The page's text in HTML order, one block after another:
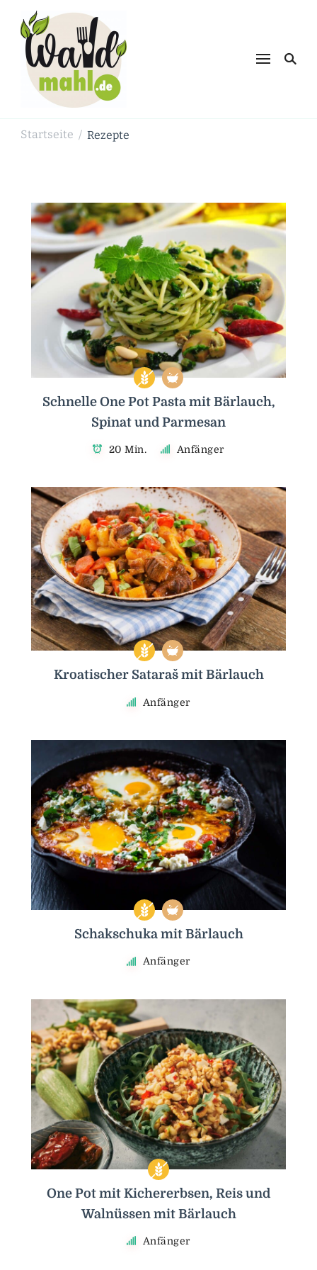
Schnabulieren, was die Natur einem
Startseite / Rezepte
Schnelle One Pot Pasta mit Bärlauch,
Spinat und Parmesan
20 Min. Anfänger
Kroatischer Sataraš mit Bärlauch
Anfänger
Schakschuka mit Bärlauch
Anfänger
One Pot mit Kichererbsen, Reis und
Walnüssen mit Bärlauch
Anfänger